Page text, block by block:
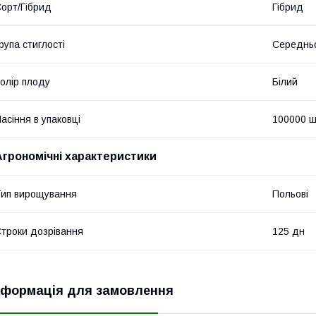
Гібрид Гібрид
стиглості
плоду Білий
в упаковці 100000
характеристики
вирощування Польові
дозрівання 125 дн
для замовлення